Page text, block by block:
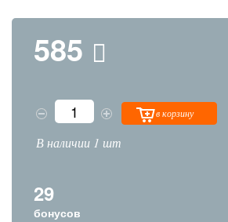
585
в корзину
В наличии 1 шт
29
бонусов